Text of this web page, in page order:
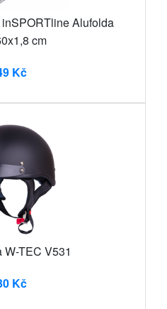
Alufolda
cm
Kč
W-TEC V531
Kč